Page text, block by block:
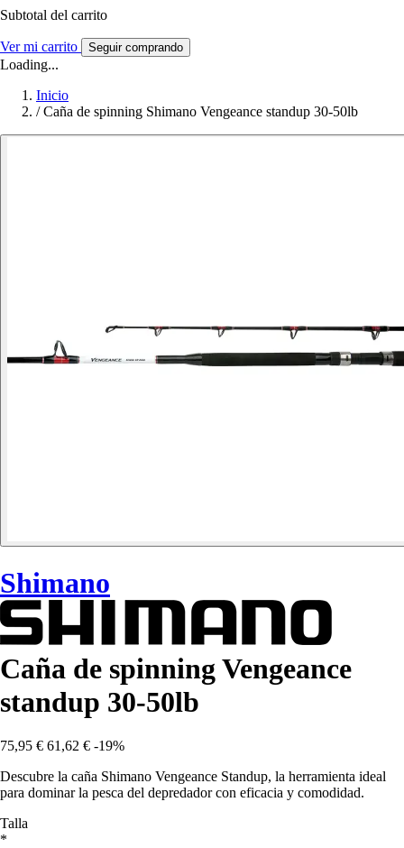
Subtotal del carrito
Ver mi carrito Seguir comprando
Loading...
Inicio
/ Caña de spinning Shimano Vengeance standup 30-50lb
Shimano
Caña de spinning Vengeance
standup 30-50lb
75,95 € 61,62 € -19%
Descubre la caña Shimano Vengeance Standup, la herramienta ideal
para dominar la pesca del depredador con eficacia y comodidad.
Talla
*